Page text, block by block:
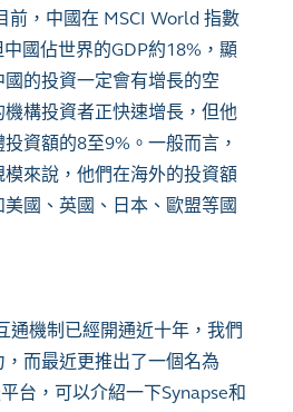
前，中國在 MSCI World 指數
國佔世界的GDP約18%，顯
的投資一定會有增長的空
構投資者正快速增長，但他
資額的8至9%。一般而言，
來說，他們在海外的投資額
國、英國、日本、歐盟等國
通機制已經開通近十年，我們
而最近更推出了一個名為
台，可以介紹一下Synapse和